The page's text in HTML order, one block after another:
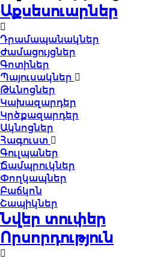
Աքսեսուարներ
Դրամապանակներ
Ժամացույցներ
Գոտիներ
Պայուսակներ
Թևնոցներ
Կախազարդեր
Կրծքազարդեր
Ակնոցներ
Հագուստ
Գուլպաներ
Ճամպրուկներ
Փողկապներ
Բաճկոն
Շապիկներ
Նվեր տուփեր
Որսորդություն